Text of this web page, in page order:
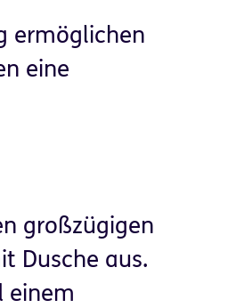
ermöglichen
eine
großzügigen
Dusche aus.
einem